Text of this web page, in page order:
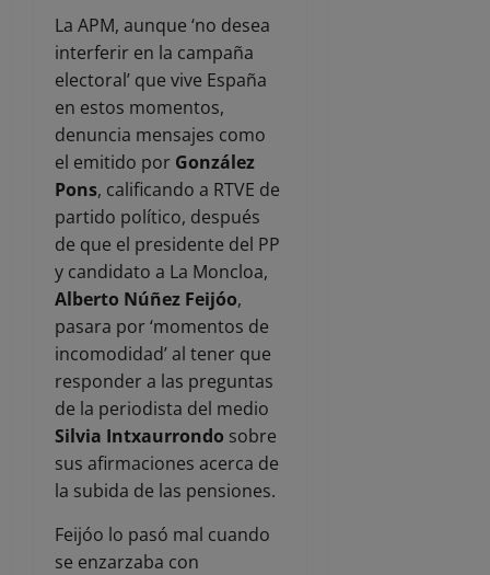
La APM, aunque ‘no desea
interferir en la campaña
electoral’ que vive España
en estos momentos,
denuncia mensajes como
el emitido por González
Pons, calificando a RTVE de
partido político, después
de que el presidente del PP
y candidato a La Moncloa,
Alberto Núñez Feijóo,
pasara por ‘momentos de
incomodidad’ al tener que
responder a las preguntas
de la periodista del medio
Silvia Intxaurrondo sobre
sus afirmaciones acerca de
la subida de las pensiones.
Feijóo lo pasó mal cuando
se enzarzaba con